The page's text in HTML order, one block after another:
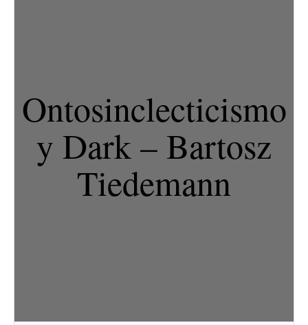
Ontosinclecticismo
y Dark – Bartosz
Tiedemann